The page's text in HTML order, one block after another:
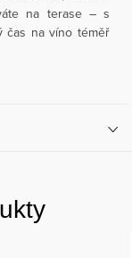
na terase – s
čas na víno téměř